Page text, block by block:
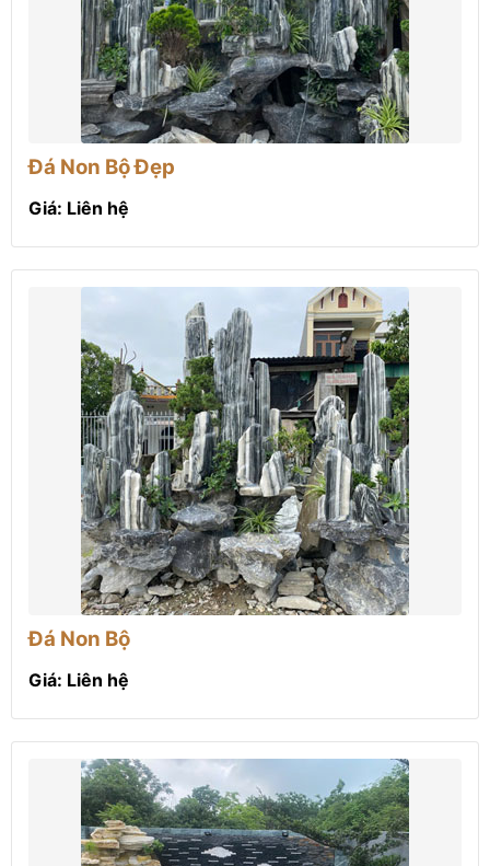
Đá Non Bộ Đẹp
Giá: Liên hệ
Đá Non Bộ
Giá: Liên hệ